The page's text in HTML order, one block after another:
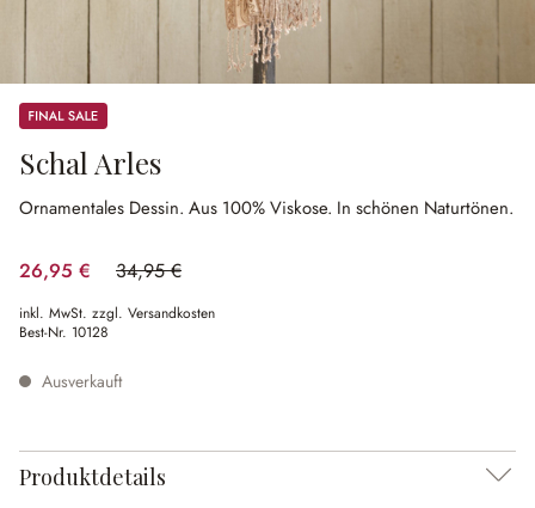
Sale
Schal Arles
Ornamentales Dessin. Aus 100% Viskose. In schönen Naturtönen.
26,95 € 34,95 €
(22.89% gespart)
inkl. MwSt. zzgl. Versandkosten
Best-Nr. 10128
Ausverkauft
Produktdetails